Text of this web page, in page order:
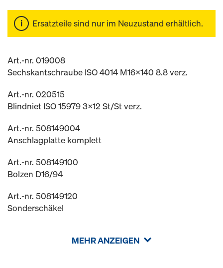
Ersatzteile sind nur im Neuzustand erhältlich.
Art.-nr. 019008
Sechskantschraube ISO 4014 M16x140 8.8 verz.
Art.-nr. 020515
Blindniet ISO 15979 3x12 St/St verz.
Art.-nr. 508149004
Anschlagplatte komplett
Art.-nr. 508149100
Bolzen D16/94
Art.-nr. 508149120
Sonderschäkel
MEHR ANZEIGEN